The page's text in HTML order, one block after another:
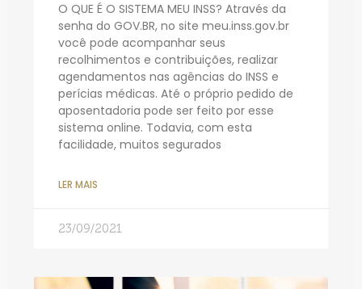
O QUE É O SISTEMA MEU INSS? Através da
senha do GOV.BR, no site meu.inss.gov.br
você pode acompanhar seus
recolhimentos e contribuições, realizar
agendamentos nas agências do INSS e
perícias médicas. Até o próprio pedido de
aposentadoria pode ser feito por esse
sistema online. Todavia, com esta
facilidade, muitos segurados
LER MAIS
23/09/2021